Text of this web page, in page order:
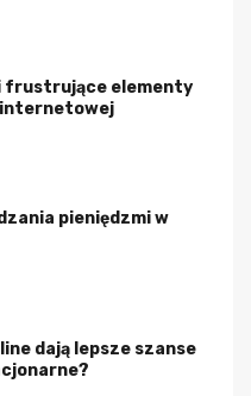
frustrujące elementy
internetowej
pieniędzmi w
dają lepsze szanse